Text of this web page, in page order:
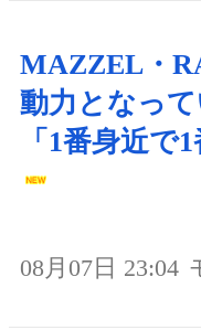
MAZZEL・
動力となっ
「1番身近で
08月07日 23:04